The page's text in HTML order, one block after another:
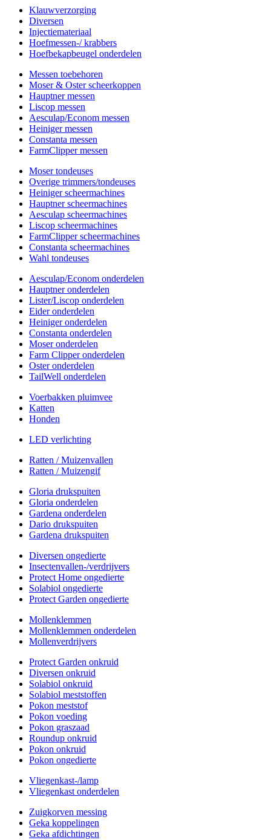
Klauwverzorging
Diversen
Injectiemateriaal
Hoefmessen-/ krabbers
Hoefbekapbeugel onderdelen
Messen toebehoren
Moser & Oster scheerkoppen
Hauptner messen
Liscop messen
Aesculap/Econom messen
Heiniger messen
Constanta messen
FarmClipper messen
Moser tondeuses
Overige trimmers/tondeuses
Heiniger scheermachines
Hauptner scheermachines
Aesculap scheermachines
Liscop scheermachines
FarmClipper scheermachines
Constanta scheermachines
Wahl tondeuses
Aesculap/Econom onderdelen
Hauptner onderdelen
Lister/Liscop onderdelen
Eider onderdelen
Heiniger onderdelen
Constanta onderdelen
Moser onderdelen
Farm Clipper onderdelen
Oster onderdelen
TailWell onderdelen
Voerbakken pluimvee
Katten
Honden
LED verlichting
Ratten / Muizenvallen
Ratten / Muizengif
Gloria drukspuiten
Gloria onderdelen
Gardena onderdelen
Dario drukspuiten
Gardena drukspuiten
Diversen ongedierte
Insectenvallen-/verdrijvers
Protect Home ongedierte
Solabiol ongedierte
Protect Garden ongedierte
Mollenklemmen
Mollenklemmen onderdelen
Mollenverdrijvers
Protect Garden onkruid
Diversen onkruid
Solabiol onkruid
Solabiol meststoffen
Pokon meststof
Pokon voeding
Pokon graszaad
Roundup onkruid
Pokon onkruid
Pokon ongedierte
Vliegenkast-/lamp
Vliegenkast onderdelen
Zuigkorven messing
Geka koppelingen
Geka afdichtingen